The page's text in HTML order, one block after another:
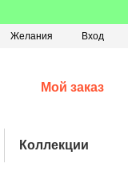
Желания Вход
Мой заказ
Коллекции